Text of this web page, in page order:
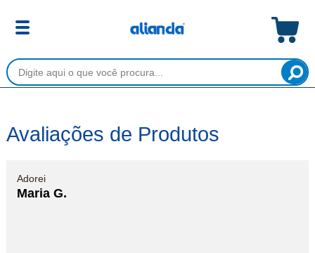
Avaliações de Produtos
Adorei
Maria G.